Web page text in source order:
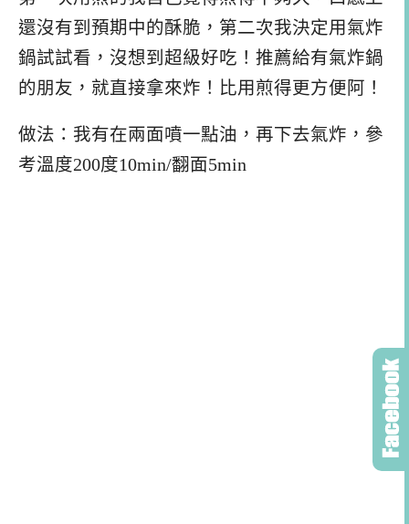
還沒有到預期中的酥脆，第二次我決定用氣炸
鍋試試看，沒想到超級好吃！推薦給有氣炸鍋
的朋友，就直接拿來炸！比用煎得更方便阿！
做法：我有在兩面噴一點油，再下去氣炸，參
考溫度200度10min/翻面5min